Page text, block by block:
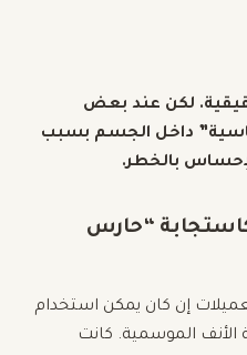
لكن عند بعض
داخل الجسم بسبب
بالخطر.
“حارس
إحدى العميلات إن كان يمكن استخدام
الأنف الموسمية. كانت